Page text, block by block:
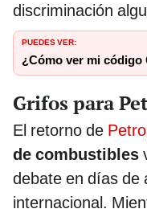
discriminación
PUEDES VER:
¿Cómo ver mi código
Grifos para
El retorno de
de combustibles
debate en días de
internacional.